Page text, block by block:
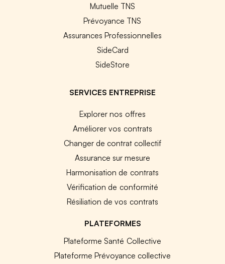
Mutuelle TNS
Prévoyance TNS
Assurances Professionnelles
SideCard
SideStore
SERVICES ENTREPRISE
Explorer nos offres
Améliorer vos contrats
Changer de contrat collectif
Assurance sur mesure
Harmonisation de contrats
Vérification de conformité
Résiliation de vos contrats
PLATEFORMES
Plateforme Santé Collective
Plateforme Prévoyance collective